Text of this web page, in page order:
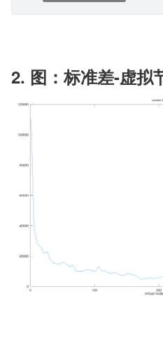
2. 图：标准差-虚拟